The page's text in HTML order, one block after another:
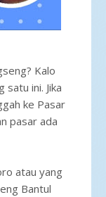
Kalo
satu ini. Jika
ke Pasar
pasar ada
atau yang
Bantul